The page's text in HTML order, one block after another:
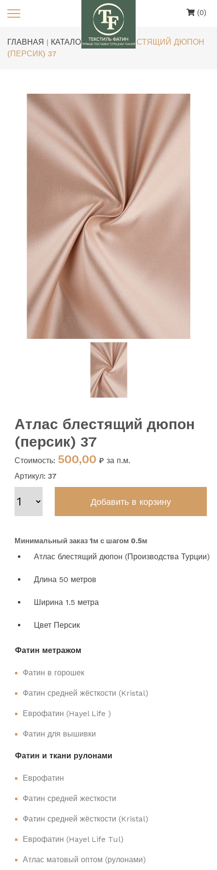
(0)
ГЛАВНАЯ | КАТАЛОГ| АТЛАС БЛЕСТЯЩИЙ ДЮПОН
(ПЕРСИК) 37
Фатин метражом
Фатин в горошек
Фатин средней жёсткости (Kristal)
Еврофатин (Hayel Life )
Фатин для вышивки
Фатин и ткани рулонами
Еврофатин
Фатин средней жесткости
Фатин средней жёсткости (Kristal)
Еврофатин (Hayel Life Tul)
Атлас матовый оптом (рулонами)
Атлас блестящий дюпон
(персик) 37
Стоимость: 500,00 ₽ за п.м.
Артикул: 37
Минимальный заказ 1м с шагом 0.5м
Атлас блестящий дюпон (Производства Турции)
Длина 50 метров
Ширина 1.5 метра
Цвет Персик